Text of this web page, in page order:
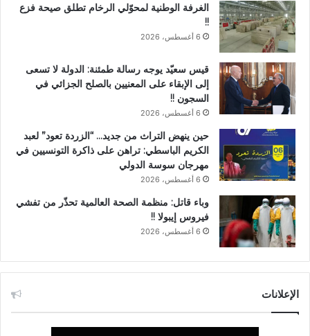
الغرفة الوطنية لمحوّلي الرخام تطلق صيحة فزع
!!
6 أغسطس، 2026
قيس سعيّد يوجه رسالة طمئنة: الدولة لا تسعى
إلى الإبقاء على المعنيين بالصلح الجزائي في
السجون !!
6 أغسطس، 2026
حين ينهض التراث من جديد… “الزردة تعود” لعبد
الكريم الباسطي: تراهن على ذاكرة التونسيين في
مهرجان سوسة الدولي
6 أغسطس، 2026
وباء قاتل: منظمة الصحة العالمية تحذّر من تفشي
فيروس إيبولا !!
6 أغسطس، 2026
الإعلانات